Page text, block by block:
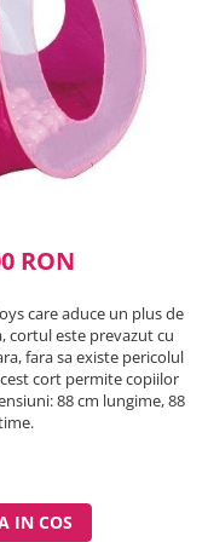
RON
care aduce un plus de
cortul este prevazut cu
fara sa existe pericolul
cort permite copiilor
88 cm lungime, 88
IN COS